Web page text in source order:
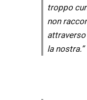
troppo
non
la nostra.”